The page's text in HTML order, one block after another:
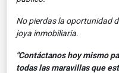
No pierdas la oportunidad
joya inmobiliaria.
"Contáctanos hoy mismo
todas las maravillas que